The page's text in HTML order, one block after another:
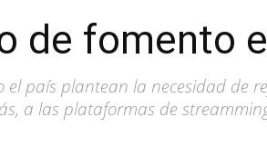
de fomento
el país plantean la necesidad de
a las plataformas de